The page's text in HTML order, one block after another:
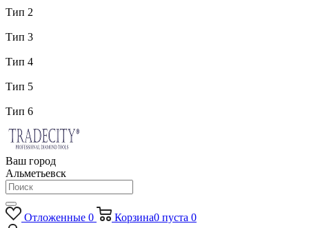
Тип 2
Тип 3
Тип 4
Тип 5
Тип 6
Ваш город
Альметьевск
Отложенные 0 Корзина0 пуста 0